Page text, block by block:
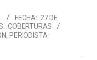
FECHA: 27 DE
COBERTURAS
, PERIODISTA,